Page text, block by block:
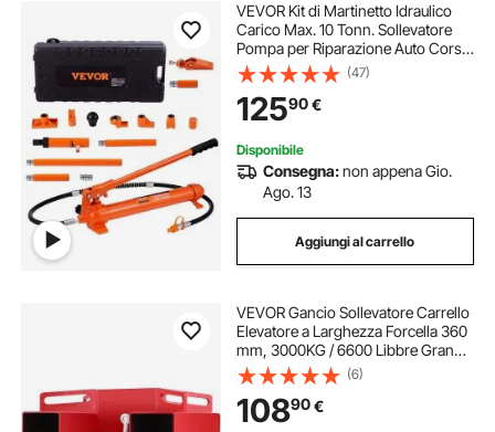
VEVOR Kit di Martinetto Idraulico
Carico Max. 10 Tonn. Sollevatore
Pompa per Riparazione Auto Corsa
da 135 mm, Kit Utensili Sollevatore
Idraulico Tipo d'Olio HV15 Cilindro
Q235B Anello di Tenuta TPU
(47)
12590€
Disponibile
Consegna:non appena Gio.
Ago. 13
Aggiungi al carrello
VEVOR Gancio Sollevatore Carrello
Elevatore a Larghezza Forcella 360
mm, 3000KG / 6600 Libbre Grande
Carrello Elevatore Sollevamento,
Argano Sollevatore Gru Mobile con
Gancio Girevole
(6)
10890€